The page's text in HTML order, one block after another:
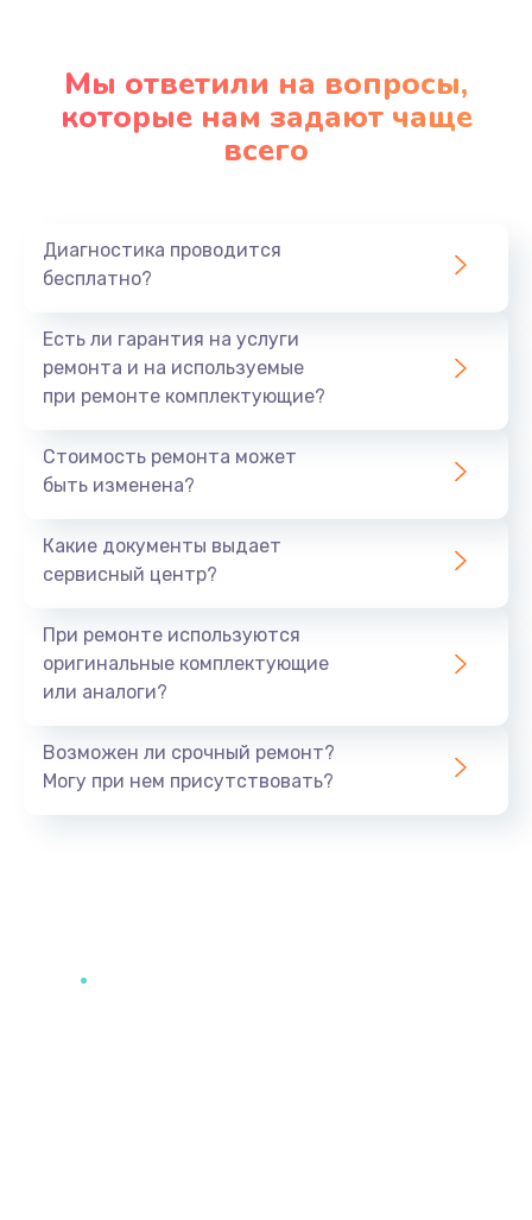
Мы ответили на вопросы,
которые нам задают чаще
всего
Диагностика проводится
бесплатно?
Есть ли гарантия на услуги
ремонта и на используемые
при ремонте комплектующие?
Стоимость ремонта может
быть изменена?
Какие документы выдает
сервисный центр?
При ремонте используются
оригинальные комплектующие
или аналоги?
Возможен ли срочный ремонт?
Могу при нем присутствовать?